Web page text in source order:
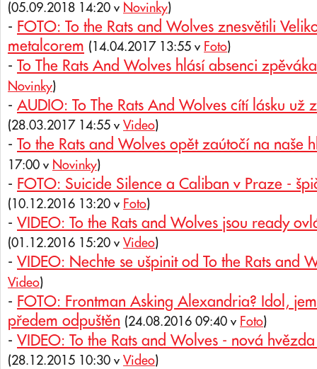
(05.09.2018 14:20 v Novinky)
- FOTO: To the Rats and Wolves znesvětili
metalcorem (14.04.2017 13:55 v Foto)
- To The Rats And Wolves hlásí absenci zpěváka
Novinky)
- AUDIO: To The Rats And Wolves cítí lásku už
(28.03.2017 14:55 v Video)
- To the Rats and Wolves opět zaútočí na naše
17:00 v Novinky)
- FOTO: Suicide Silence a Caliban v Praze -
(10.12.2016 13:20 v Foto)
- VIDEO: To the Rats and Wolves jsou ready
(01.12.2016 15:20 v Video)
- VIDEO: Nechte se ušpinit od To the Rats and
Video)
- FOTO: Frontman Asking Alexandria? Idol,
předem odpuštěn (24.08.2016 09:40 v Foto)
- VIDEO: To the Rats and Wolves - nová
(28.12.2015 10:30 v Video)